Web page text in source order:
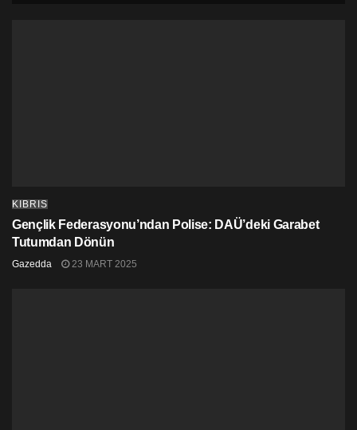
KIBRIS
Gençlik Federasyonu’ndan Polise: DAÜ’deki Garabet
Tutumdan Dönün
Gazedda 23 MART 2025